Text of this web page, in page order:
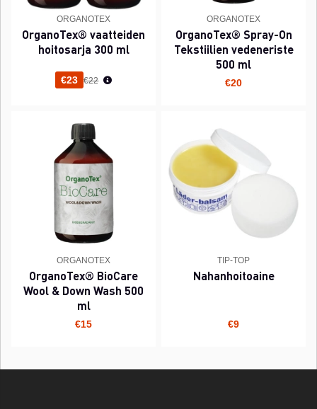
ORGANOTEX
OrganoTex® vaatteiden
hoitosarja 300 ml
€23 Normaali hinta
€22
ORGANOTEX
OrganoTex® Spray-On
Tekstiilien vedeneriste
500 ml
€20
ORGANOTEX
OrganoTex® BioCare
Wool & Down Wash 500
ml
€15
TIP-TOP
Nahanhoitoaine
€9